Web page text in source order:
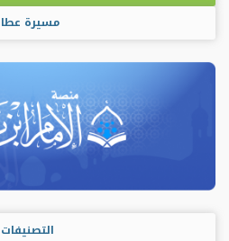
مسيرة
التصنيفات